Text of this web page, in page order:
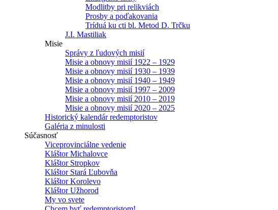
Modlitby pri relikviách
Prosby a poďakovania
Tríduá ku cti bl. Metod D. Trčku
J.I. Mastiliak
Misie
Správy z ľudových misií
Misie a obnovy misií 1922 – 1929
Misie a obnovy misií 1930 – 1939
Misie a obnovy misií 1940 – 1949
Misie a obnovy misií 1997 – 2009
Misie a obnovy misií 2010 – 2019
Misie a obnovy misií 2020 – 2025
Historický kalendár redemptoristov
Galéria z minulosti
Súčasnosť
Viceprovinciálne vedenie
Kláštor Michalovce
Kláštor Stropkov
Kláštor Stará Ľubovňa
Kláštor Korolevo
Kláštor Užhorod
My vo svete